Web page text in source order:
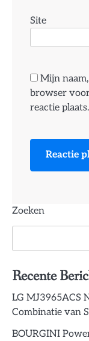
Site
Mijn
browser
reactie plaats.
Zoeken
Recente
LG MJ3965ACS
Combinatie van
BOURGINI